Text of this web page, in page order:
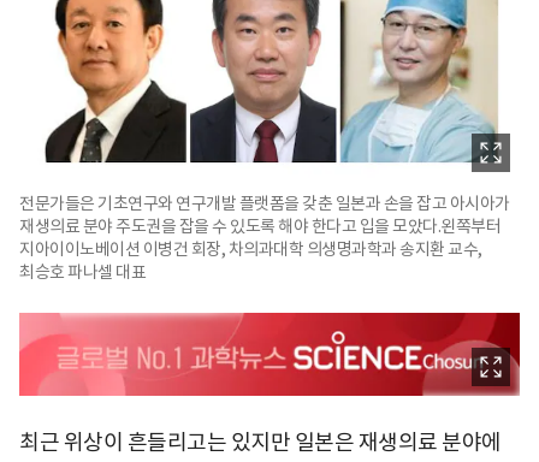
전문가들은 기초연구와 연구개발 플랫폼을 갖춘 일본과 손을 잡고 아시아가
재생의료 분야 주도권을 잡을 수 있도록 해야 한다고 입을 모았다.왼쪽부터
지아이이노베이션 이병건 회장, 차의과대학 의생명과학과 송지환 교수,
최승호 파나셀 대표
최근 위상이 흔들리고는 있지만 일본은 재생의료 분야에